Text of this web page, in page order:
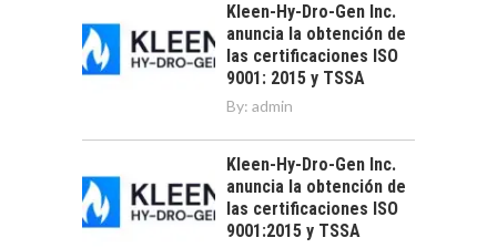
Kleen-Hy-Dro-Gen Inc.
anuncia la obtención de
las certificaciones ISO
9001: 2015 y TSSA
By: admin
Kleen-Hy-Dro-Gen Inc.
anuncia la obtención de
las certificaciones ISO
9001:2015 y TSSA